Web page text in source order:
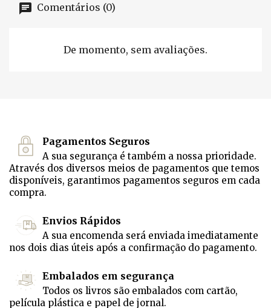
Comentários (0)
De momento, sem avaliações.
Pagamentos Seguros
A sua segurança é também a nossa prioridade.
Através dos diversos meios de pagamentos que temos
disponíveis, garantimos pagamentos seguros em cada
compra.
Envios Rápidos
A sua encomenda será enviada imediatamente
nos dois dias úteis após a confirmação do pagamento.
Embalados em segurança
Todos os livros são embalados com cartão,
película plástica e papel de jornal.